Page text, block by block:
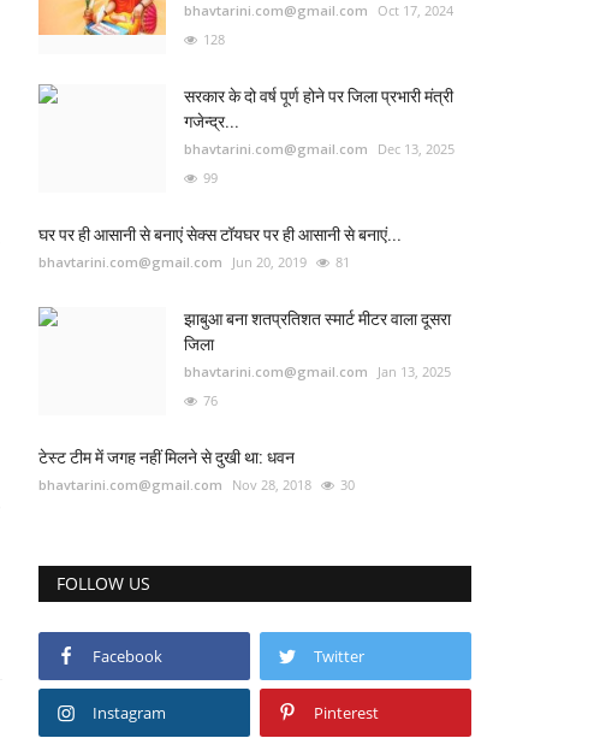
bhavtarini.com@gmail.com
Oct 17, 2024
128
सरकार के दो वर्ष पूर्ण होने पर जिला प्रभारी मंत्री
गजेन्द्र...
bhavtarini.com@gmail.com
Dec 13, 2025
99
घर पर ही आसानी से बनाएं सेक्स टॉयघर पर ही आसानी से बनाएं...
bhavtarini.com@gmail.com Jun 20, 2019 81
झाबुआ बना शतप्रतिशत स्मार्ट मीटर वाला दूसरा
जिला
bhavtarini.com@gmail.com
Jan 13, 2025
76
टेस्ट टीम में जगह नहीं मिलने से दुखी था: धवन
bhavtarini.com@gmail.com Nov 28, 2018 30
FOLLOW US
Facebook Twitter
Instagram Pinterest